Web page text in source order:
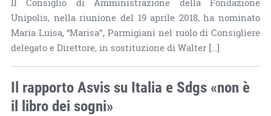
Il Consiglio di Amministrazione della Fondazione
Unipolis, nella riunione del 19 aprile 2018, ha nominato
Maria Luisa, “Marisa”, Parmigiani nel ruolo di Consigliere
delegato e Direttore, in sostituzione di Walter […]
Il rapporto Asvis su Italia e Sdgs «non è
il libro dei sogni»